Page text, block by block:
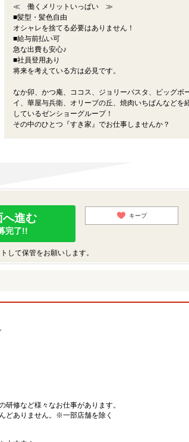
≪ 働くメリットいっぱい ≫
■髪型・髪色自由
オシャレを捨てる必要はありません！
■給与前払い可
急な出費も安心♪
■社員登用あり
将来を考えている方は必見です。
なか卯、かつ庵、ココス、ジョリーパスタ、ビッグボ
イ、華屋与兵衛、オリーブの丘、焼肉いちばんなどを
しているゼンショーグループ！
その中のひとつ『すき家』でお仕事しませんか？
へ進む
完了!!
キープ
して保管をお願いします。
修など様々なお仕事があります。
どありません。※一部店舗を除く